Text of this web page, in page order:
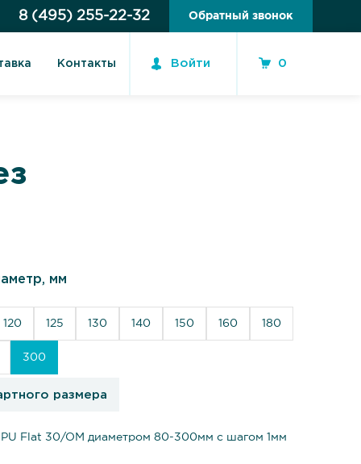
8 (495) 255-22-32 Обратный звонок
Контакты Войти 0
мм
120 125 130 140 150 160 180
300
размера
Flat 30/OM диаметром 80-300мм с шагом 1мм